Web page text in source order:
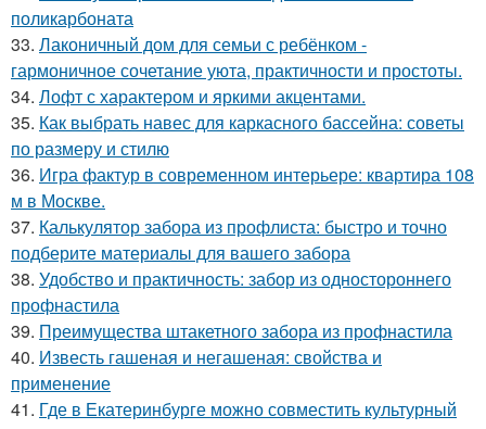
поликарбоната
33. Лаконичный дом для семьи с ребёнком -
гармоничное сочетание уюта, практичности и простоты.
34. Лофт с характером и яркими акцентами.
35. Как выбрать навес для каркасного бассейна: советы
по размеру и стилю
36. Игра фактур в современном интерьере: квартира 108
м в Москве.
37. Калькулятор забора из профлиста: быстро и точно
подберите материалы для вашего забора
38. Удобство и практичность: забор из одностороннего
профнастила
39. Преимущества штакетного забора из профнастила
40. Известь гашеная и негашеная: свойства и
применение
41. Где в Екатеринбурге можно совместить культурный